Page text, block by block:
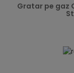
Gratar pe gaz